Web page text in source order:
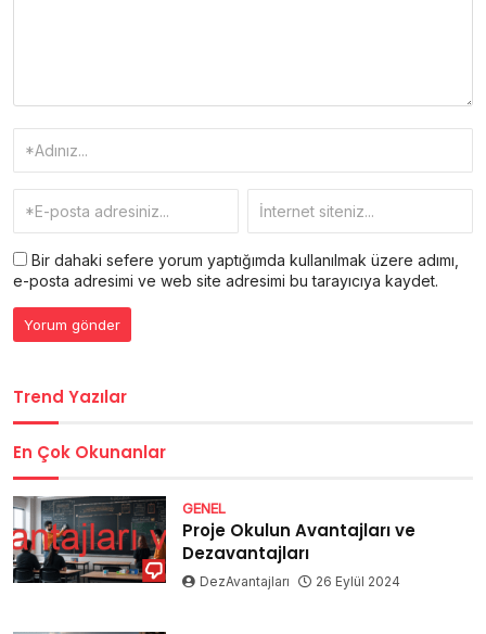
Bir dahaki sefere yorum yaptığımda kullanılmak üzere adımı,
e-posta adresimi ve web site adresimi bu tarayıcıya kaydet.
Trend Yazılar
En Çok Okunanlar
GENEL
Proje Okulun Avantajları ve
Dezavantajları
DezAvantajları 26 Eylül 2024